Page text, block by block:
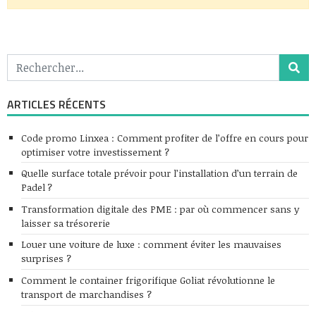
ARTICLES RÉCENTS
Code promo Linxea : Comment profiter de l’offre en cours pour
optimiser votre investissement ?
Quelle surface totale prévoir pour l’installation d’un terrain de
Padel ?
Transformation digitale des PME : par où commencer sans y
laisser sa trésorerie
Louer une voiture de luxe : comment éviter les mauvaises
surprises ?
Comment le container frigorifique Goliat révolutionne le
transport de marchandises ?